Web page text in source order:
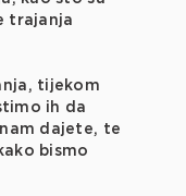
trajanja
tijekom
ih da
dajete, te
bismo